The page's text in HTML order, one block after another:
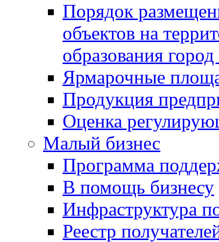
Порядок
объектов на
образования
Ярмарочные
Продукция
Оценка
Малый бизнес
Программа
В помощь бизнесу
Инфраструктура
Реестр